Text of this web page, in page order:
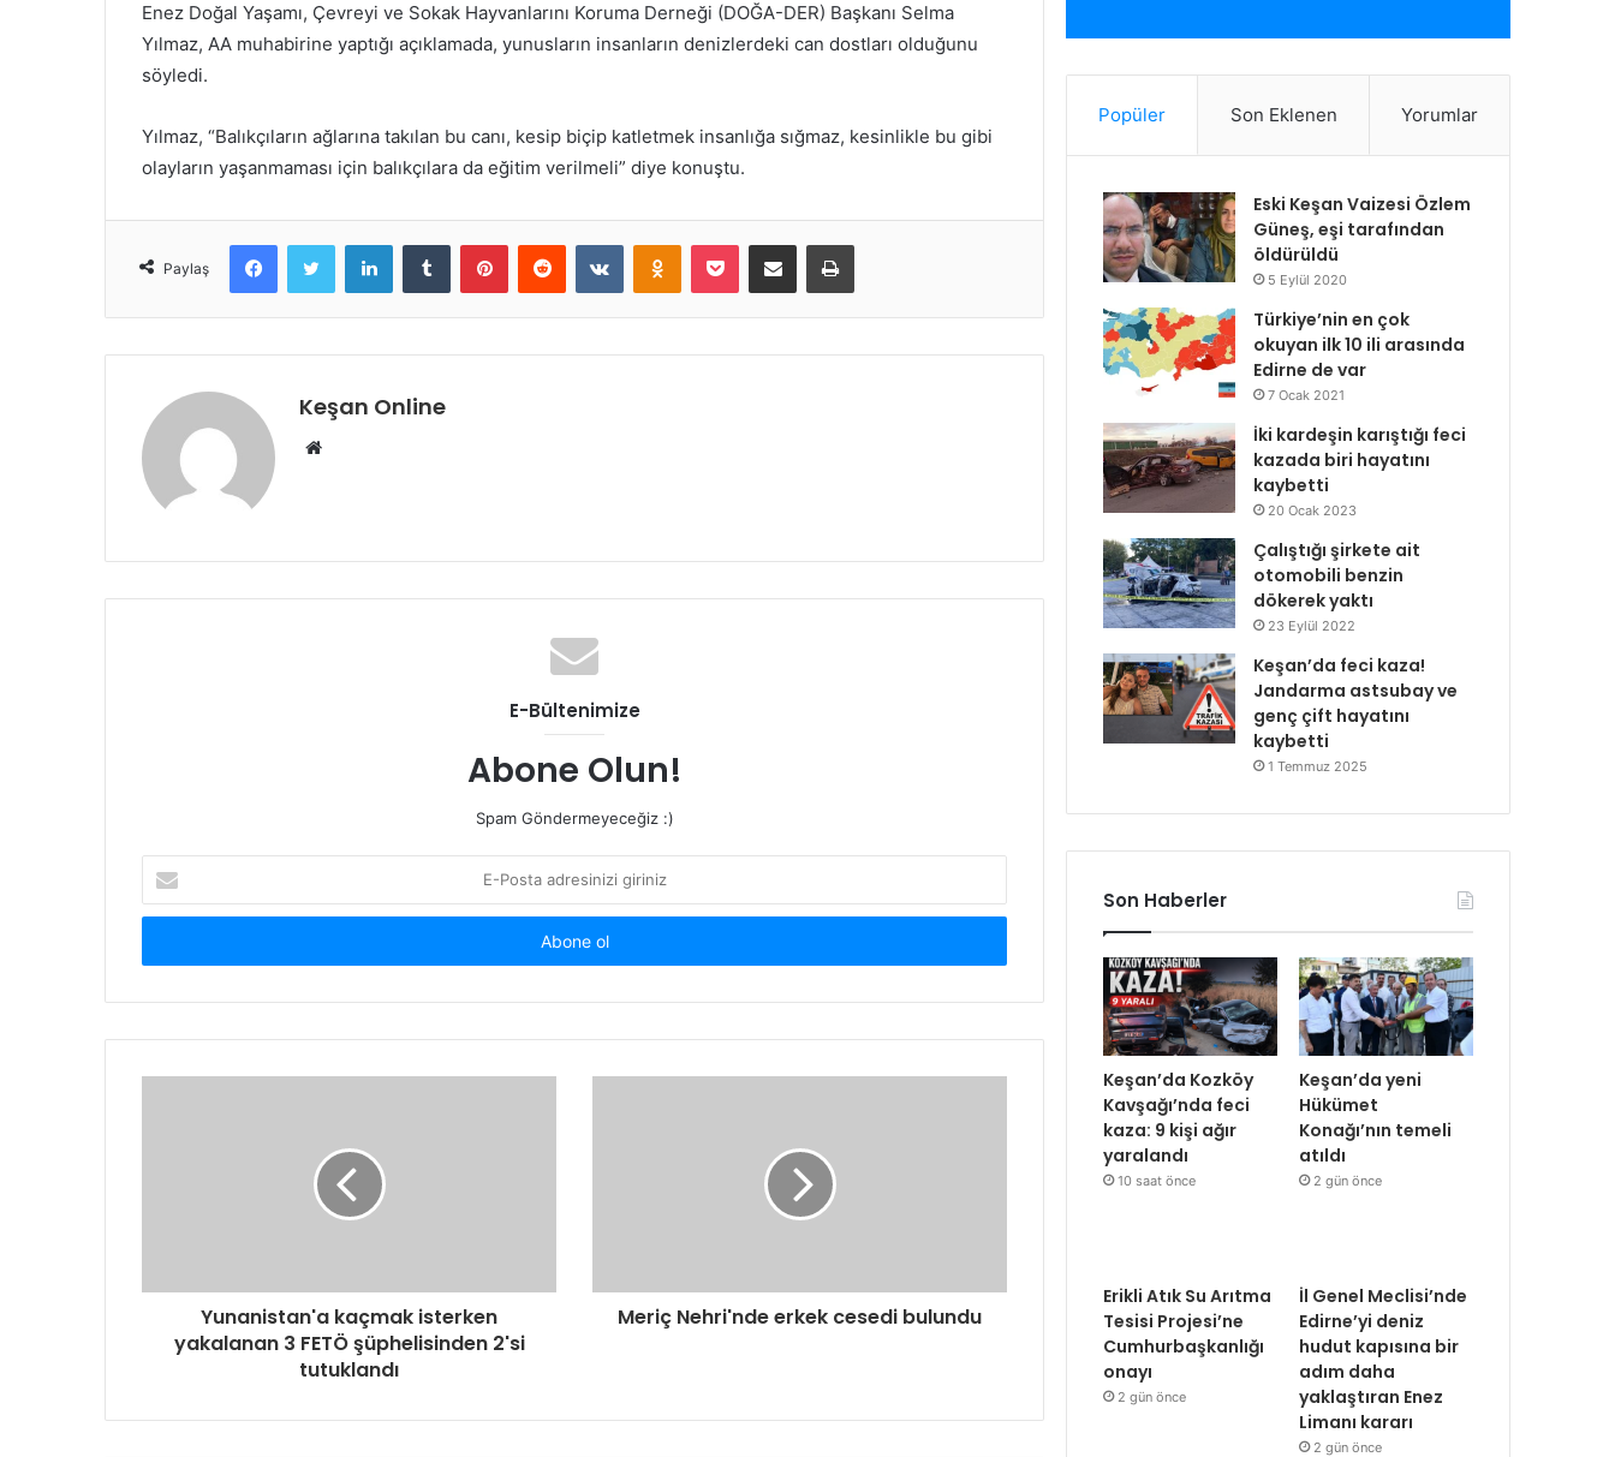
Enez Doğal Yaşamı, Çevreyi ve Sokak Hayvanlarını Koruma Derneği (DOĞA-DER) Başkanı Selma
Yılmaz, AA muhabirine yaptığı açıklamada, yunusların insanların denizlerdeki can dostları olduğunu
söyledi.
Yılmaz, “Balıkçıların ağlarına takılan bu canı, kesip biçip katletmek insanlığa sığmaz, kesinlikle bu gibi
olayların yaşanmaması için balıkçılara da eğitim verilmeli” diye konuştu.
Paylaş
FacebookTwitter LinkedInTumblr PinterestReddit VKontakteOdnoklassniki
Pocket E-Posta ile paylaş Yazdır
Keşan Online
Web
E-Bültenimize
Abone Olun!
Spam Göndermeyeceğiz :)
Posta
adresinizi
Yunanistan'a kaçmak isterken
yakalanan 3 FETÖ şüphelisinden 2'si
tutuklandı
Meriç Nehri'nde erkek cesedi bulundu
Popüler Son Eklenen Yorumlar
Eski Keşan Vaizesi Özlem
Güneş, eşi tarafından
öldürüldü
5 Eylül 2020
Türkiye’nin en çok
okuyan ilk 10 ili arasında
Edirne de var
7 Ocak 2021
İki kardeşin karıştığı feci
kazada biri hayatını
kaybetti
20 Ocak 2023
Çalıştığı şirkete ait
otomobili benzin
dökerek yaktı
23 Eylül 2022
Keşan’da feci kaza!
Jandarma astsubay ve
genç çift hayatını
kaybetti
1 Temmuz 2025
Son Haberler
Keşan’da Kozköy
Kavşağı’nda feci
kaza: 9 kişi ağır
yaralandı
10 saat önce
Keşan’da yeni
Hükümet
Konağı’nın temeli
atıldı
2 gün önce
Erikli Atık Su Arıtma
Tesisi Projesi’ne
Cumhurbaşkanlığı
onayı
2 gün önce
İl Genel Meclisi’nde
Edirne’yi deniz
hudut kapısına bir
adım daha
yaklaştıran Enez
Limanı kararı
2 gün önce